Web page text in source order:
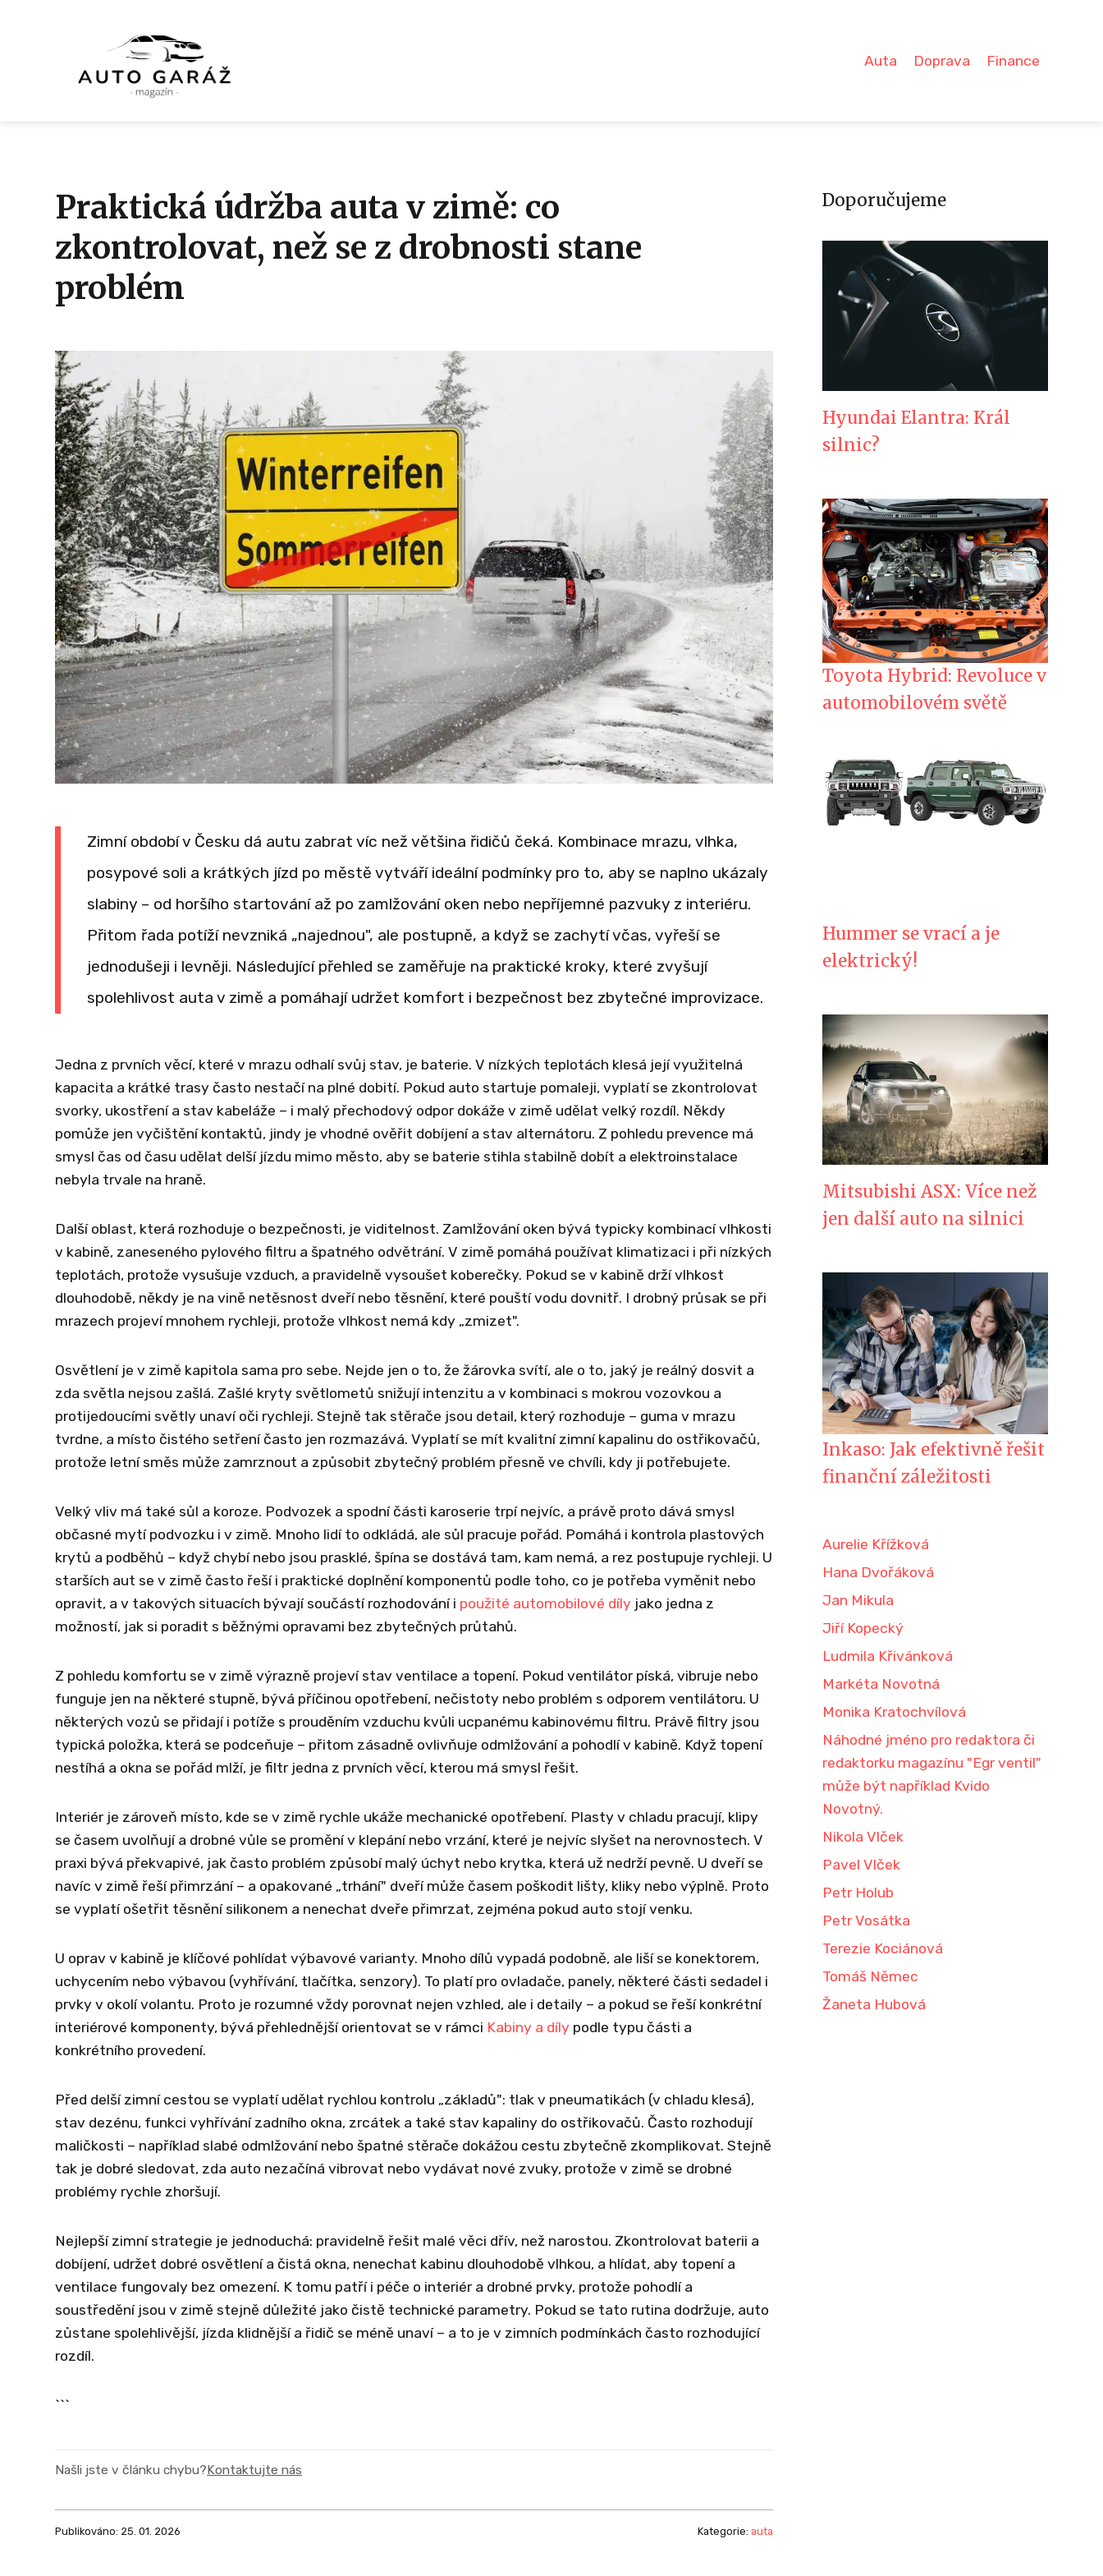
Auta Doprava Finance
Praktická údržba auta v zimě: co
zkontrolovat, než se z drobnosti stane
problém
Zimní období v Česku dá autu zabrat víc než většina řidičů čeká. Kombinace mrazu, vlhka,
posypové soli a krátkých jízd po městě vytváří ideální podmínky pro to, aby se naplno ukázaly
slabiny – od horšího startování až po zamlžování oken nebo nepříjemné pazvuky z interiéru.
Přitom řada potíží nevzniká „najednou", ale postupně, a když se zachytí včas, vyřeší se
jednodušeji i levněji. Následující přehled se zaměřuje na praktické kroky, které zvyšují
spolehlivost auta v zimě a pomáhají udržet komfort i bezpečnost bez zbytečné improvizace.
Jedna z prvních věcí, které v mrazu odhalí svůj stav, je baterie. V nízkých teplotách klesá její využitelná
kapacita a krátké trasy často nestačí na plné dobití. Pokud auto startuje pomaleji, vyplatí se zkontrolovat
svorky, ukostření a stav kabeláže – i malý přechodový odpor dokáže v zimě udělat velký rozdíl. Někdy
pomůže jen vyčištění kontaktů, jindy je vhodné ověřit dobíjení a stav alternátoru. Z pohledu prevence má
smysl čas od času udělat delší jízdu mimo město, aby se baterie stihla stabilně dobít a elektroinstalace
nebyla trvale na hraně.
Další oblast, která rozhoduje o bezpečnosti, je viditelnost. Zamlžování oken bývá typicky kombinací vlhkosti
v kabině, zaneseného pylového filtru a špatného odvětrání. V zimě pomáhá používat klimatizaci i při nízkých
teplotách, protože vysušuje vzduch, a pravidelně vysoušet koberečky. Pokud se v kabině drží vlhkost
dlouhodobě, někdy je na vině netěsnost dveří nebo těsnění, které pouští vodu dovnitř. I drobný průsak se při
mrazech projeví mnohem rychleji, protože vlhkost nemá kdy „zmizet".
Osvětlení je v zimě kapitola sama pro sebe. Nejde jen o to, že žárovka svítí, ale o to, jaký je reálný dosvit a
zda světla nejsou zašlá. Zašlé kryty světlometů snižují intenzitu a v kombinaci s mokrou vozovkou a
protijedoucími světly unaví oči rychleji. Stejně tak stěrače jsou detail, který rozhoduje – guma v mrazu
tvrdne, a místo čistého setření často jen rozmazává. Vyplatí se mít kvalitní zimní kapalinu do ostřikovačů,
protože letní směs může zamrznout a způsobit zbytečný problém přesně ve chvíli, kdy ji potřebujete.
Velký vliv má také sůl a koroze. Podvozek a spodní části karoserie trpí nejvíc, a právě proto dává smysl
občasné mytí podvozku i v zimě. Mnoho lidí to odkládá, ale sůl pracuje pořád. Pomáhá i kontrola plastových
krytů a podběhů – když chybí nebo jsou prasklé, špína se dostává tam, kam nemá, a rez postupuje rychleji. U
starších aut se v zimě často řeší i praktické doplnění komponentů podle toho, co je potřeba vyměnit nebo
opravit, a v takových situacích bývají součástí rozhodování i použité automobilové díly jako jedna z
možností, jak si poradit s běžnými opravami bez zbytečných průtahů.
Z pohledu komfortu se v zimě výrazně projeví stav ventilace a topení. Pokud ventilátor píská, vibruje nebo
funguje jen na některé stupně, bývá příčinou opotřebení, nečistoty nebo problém s odporem ventilátoru. U
některých vozů se přidají i potíže s prouděním vzduchu kvůli ucpanému kabinovému filtru. Právě filtry jsou
typická položka, která se podceňuje – přitom zásadně ovlivňuje odmlžování a pohodlí v kabině. Když topení
nestíhá a okna se pořád mlží, je filtr jedna z prvních věcí, kterou má smysl řešit.
Interiér je zároveň místo, kde se v zimě rychle ukáže mechanické opotřebení. Plasty v chladu pracují, klipy
se časem uvolňují a drobné vůle se promění v klepání nebo vrzání, které je nejvíc slyšet na nerovnostech. V
praxi bývá překvapivé, jak často problém způsobí malý úchyt nebo krytka, která už nedrží pevně. U dveří se
navíc v zimě řeší přimrzání – a opakované „trhání" dveří může časem poškodit lišty, kliky nebo výplně. Proto
se vyplatí ošetřit těsnění silikonem a nenechat dveře přimrzat, zejména pokud auto stojí venku.
U oprav v kabině je klíčové pohlídat výbavové varianty. Mnoho dílů vypadá podobně, ale liší se konektorem,
uchycením nebo výbavou (vyhřívání, tlačítka, senzory). To platí pro ovladače, panely, některé části sedadel i
prvky v okolí volantu. Proto je rozumné vždy porovnat nejen vzhled, ale i detaily – a pokud se řeší konkrétní
interiérové komponenty, bývá přehlednější orientovat se v rámci Kabiny a díly podle typu části a
konkrétního provedení.
Před delší zimní cestou se vyplatí udělat rychlou kontrolu „základů": tlak v pneumatikách (v chladu klesá),
stav dezénu, funkci vyhřívání zadního okna, zrcátek a také stav kapaliny do ostřikovačů. Často rozhodují
maličkosti – například slabé odmlžování nebo špatné stěrače dokážou cestu zbytečně zkomplikovat. Stejně
tak je dobré sledovat, zda auto nezačíná vibrovat nebo vydávat nové zvuky, protože v zimě se drobné
problémy rychle zhoršují.
Nejlepší zimní strategie je jednoduchá: pravidelně řešit malé věci dřív, než narostou. Zkontrolovat baterii a
dobíjení, udržet dobré osvětlení a čistá okna, nenechat kabinu dlouhodobě vlhkou, a hlídat, aby topení a
ventilace fungovaly bez omezení. K tomu patří i péče o interiér a drobné prvky, protože pohodlí a
soustředění jsou v zimě stejně důležité jako čistě technické parametry. Pokud se tato rutina dodržuje, auto
zůstane spolehlivější, jízda klidnější a řidič se méně unaví – a to je v zimních podmínkách často rozhodující
rozdíl.
```
Našli jste v článku chybu?Kontaktujte nás
Publikováno: 25. 01. 2026 Kategorie: auta
Doporučujeme
Hyundai Elantra: Král
silnic?
Toyota Hybrid: Revoluce v
automobilovém světě
Hummer se vrací a je
elektrický!
Mitsubishi ASX: Více než
jen další auto na silnici
Inkaso: Jak efektivně řešit
finanční záležitosti
Aurelie Křížková
Hana Dvořáková
Jan Mikula
Jiří Kopecký
Ludmila Křivánková
Markéta Novotná
Monika Kratochvílová
Náhodné jméno pro redaktora či
redaktorku magazínu "Egr ventil"
může být například Kvido
Novotný.
Nikola Vlček
Pavel Vlček
Petr Holub
Petr Vosátka
Terezie Kociánová
Tomáš Němec
Žaneta Hubová